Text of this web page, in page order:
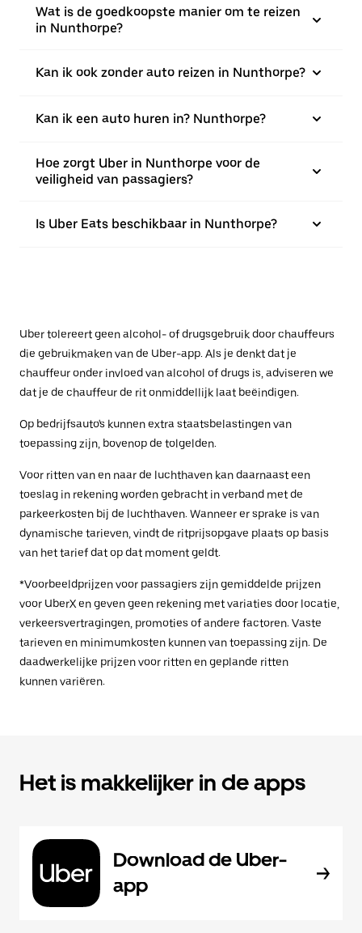
Wat is de goedkoopste manier om te reizen
in Nunthorpe?
Kan ik ook zonder auto reizen in Nunthorpe?
Kan ik een auto huren in? Nunthorpe?
Hoe zorgt Uber in Nunthorpe voor de
veiligheid van passagiers?
Is Uber Eats beschikbaar in Nunthorpe?
Uber tolereert geen alcohol- of drugsgebruik door chauffeurs
die gebruikmaken van de Uber-app. Als je denkt dat je
chauffeur onder invloed van alcohol of drugs is, adviseren we
dat je de chauffeur de rit onmiddellijk laat beëindigen.
Op bedrijfsauto's kunnen extra staatsbelastingen van
toepassing zijn, bovenop de tolgelden.
Voor ritten van en naar de luchthaven kan daarnaast een
toeslag in rekening worden gebracht in verband met de
parkeerkosten bij de luchthaven. Wanneer er sprake is van
dynamische tarieven, vindt de ritprijsopgave plaats op basis
van het tarief dat op dat moment geldt.
*Voorbeeldprijzen voor passagiers zijn gemiddelde prijzen
voor UberX en geven geen rekening met variaties door locatie,
verkeersvertragingen, promoties of andere factoren. Vaste
tarieven en minimumkosten kunnen van toepassing zijn. De
daadwerkelijke prijzen voor ritten en geplande ritten
kunnen variëren.
Het is makkelijker in de apps
Download de Uber-
app